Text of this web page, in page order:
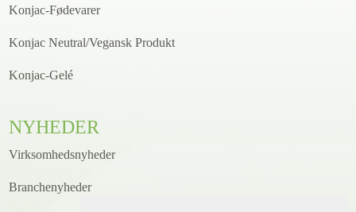
Konjac-Fødevarer
Konjac Neutral/Vegansk Produkt
Konjac-Gelé
NYHEDER
Virksomhedsnyheder
Branchenyheder